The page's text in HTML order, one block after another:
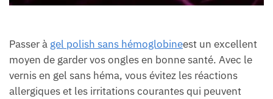
Passer à gel polish sans hémoglobineest un excellent
moyen de garder vos ongles en bonne santé. Avec le
vernis en gel sans héma, vous évitez les réactions
allergiques et les irritations courantes qui peuvent